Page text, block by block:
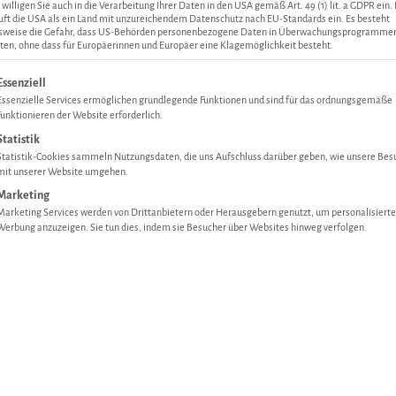
miteinander aufkochen lassen, 5 Minuten köcheln lassen und
den Kühlschrank oder an einen anderen kühlen Ort stellen
in ein Gefäß seihen und beiseite stellen.
Danach das Wurzelgemüse, die Tomaten und die Zwiebeln
nach Bedarf) ablöschen und den Topf mit einen Deckel
ist und das Schmoren dadurch auch schneller geht. Am
willigen Sie auch in die Verarbeitung Ihrer Daten in den USA gemäß Art. 49 (1) lit. a GDPR ein.
die USA als ein Land mit unzureichendem Datenschutz nach EU-Standards ein. Es besteht
die Gefahr, dass US-Behörden personenbezogene Daten in
ohne dass für Europäerinnen und Europäer eine Klagemöglichkeit besteht.
eine Liste der Service-Gruppen, für die eine Einwilligung
Essenziell
Services ermöglichen grundlegende Funktionen und sind für das ordnungsgemäße
der Website erforderlich.
Cookies sammeln Nutzungsdaten, die uns Aufschluss darüber geben, wie unsere
unserer Website umgehen.
Services werden von Drittanbietern oder Herausgebern genutzt, um personalisierte
anzuzeigen. Sie tun dies, indem sie Besucher über Websites hinweg verfolgen.